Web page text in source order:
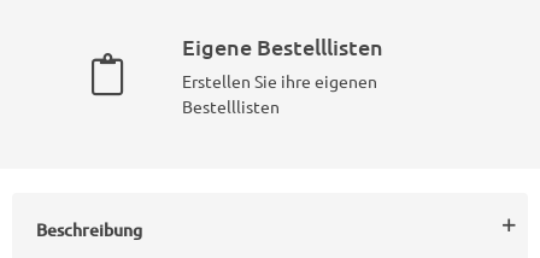
Eigene Bestelllisten
Erstellen Sie ihre eigenen
Bestelllisten
Beschreibung